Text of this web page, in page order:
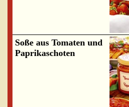
Soße aus Tomaten und
Paprikaschoten